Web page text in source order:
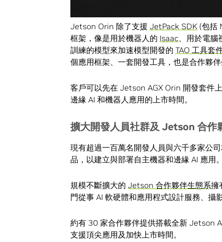
Jetson Orin 除了支援 JetPack SDK (包括
框架，像是用於機器人的 Isaac 、用於電腦
訓練的模型來加速模型開發的 TAO 工具套
個應用框架、一套開發工具，也是合作夥
客戶可以先在 Jetson AGX Orin 開發套件
邊緣 AI 和機器人應用的上市時間。
擴大開發人員社群及 Jetson 合作
現有超過一百萬名開發人員與六千多家公
品，以建立與部署自主機器和邊緣 AI 應用。
規模不斷擴大的 Jetson 合作夥伴生態系擁
門從事 AI 軟硬體和應用程式設計服務、攝
約有 30 家合作夥伴提供搭載全新 Jetson
支援頂尖應用及加快上市時間。